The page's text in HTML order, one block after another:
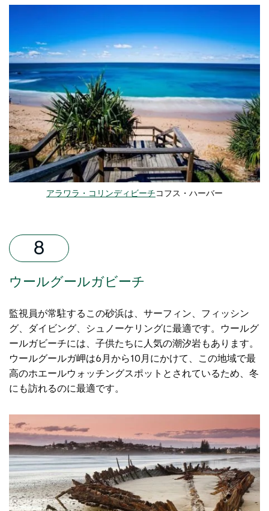
アラワラ・コリンディビーチ コフス・ハーバー
ウールグールガビーチ
監視員が常駐するこの砂浜は、サーフィン、フィッシン
グ、ダイビング、​​シュノーケリングに最適です。ウールグ
ールガビーチには、子供たちに人気の潮汐岩もあります。
ウールグールガ岬は6月から10月にかけて、この地域で最
高のホエールウォッチングスポットとされているため、冬
にも訪れるのに最適です。